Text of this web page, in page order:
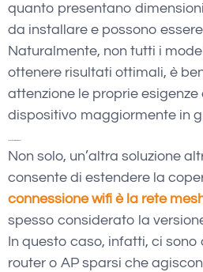
quanto presentano
da installare e possono
Naturalmente, non tutti i
ottenere risultati ottimali, è
attenzione le proprie esigenze
dispositivo maggiormente in
Non solo, un’altra soluzione
consente di estendere la
connessione wifi è la rete
spesso considerato la
In questo caso, infatti, ci
router o AP sparsi che